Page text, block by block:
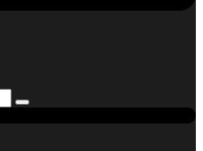
Rechercher
…